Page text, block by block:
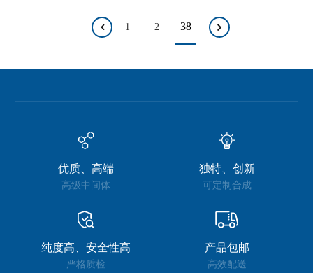
1 2 38
优质、高端
高级中间体
独特、创新
可定制合成
纯度高、安全性高
严格质检
产品包邮
高效配送